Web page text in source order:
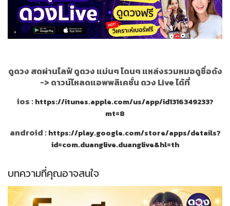
ดูดวง สดผ่านไลฟ์ ดูดวง แม่นๆ โดนๆ แหล่งรวมหมอดูชื่อดัง
-> ดาวน์โหลดแอพพลิเคชั่น ดวง Live ได้ที่
ios :https://itunes.apple.com/us/app/id1316349233?
mt=8
android :https://play.google.com/store/apps/details?
id=com.duanglive.duanglive&hl=th
บทความที่คุณอาจสนใจ